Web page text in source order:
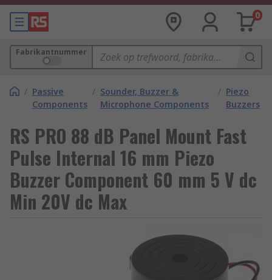
0
Fabrikantnummer
/ Passive
Components
/ Sounder, Buzzer &
Microphone Components
/ Piezo
Buzzers
RS PRO 88 dB Panel Mount Fast
Pulse Internal 16 mm Piezo
Buzzer Component 60 mm 5 V dc
Min 20V dc Max